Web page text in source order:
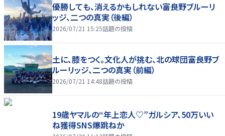
優勝しても、消えるかもしれない――富良野ブルーリ
ッジ、二つの真実（後編）
2026/07/21 15:25話題の投稿
土に、膝をつく。文化人が挑む、北の球団――富良野ブ
ルーリッジ、二つの真実（前編）
2026/07/21 14:48話題の投稿
19歳ヤマルの“年上恋人♡”ガルシア、50万いい
ね獲得SNS爆跳ねか